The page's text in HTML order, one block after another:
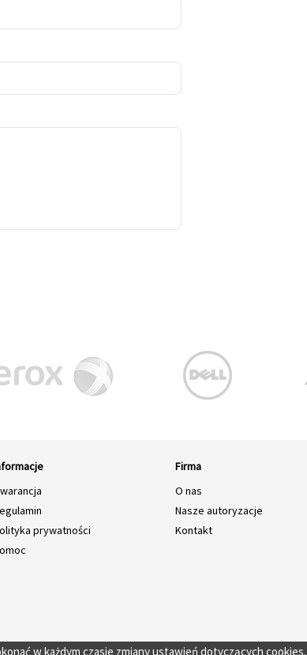
prywatności
Firma
O nas
Nasze autoryzacje
Kontakt
w każdym czasie zmiany ustawień dotyczących